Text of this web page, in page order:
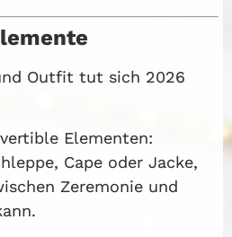
Outfit tut sich 2026
Elementen:
Cape oder Jacke,
Zeremonie und